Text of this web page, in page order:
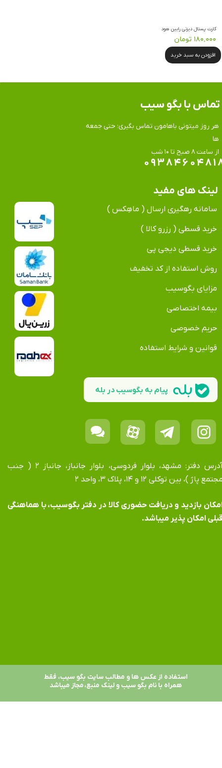
کارت پستال دیزنی رابین هود
۱۸۰,۰۰۰ تومان
افزودن به سبد خرید
هر روز میتونی باهامون تماس بگیری؛ حتی جمعه
ها
​​​​​​​از ساعت ۸ صبح تا ۱۰ شب
تماس​​​​​​​ با بگو سیب
لینک های مفید
سامانه رهگیری ارسال ( ماهِکس )
خرید قسطی ( رزرو کالا )
خرید قسطی دیجی پی
روش استفاده از کد تخفیف
مزایای بگوسیب
بیمه اختصاصی
حریم خصوصی
قوانین و شرایط استفاده
آدرس دفتر: مشهد، بلوار فردوسی، بلوار جانباز، جانباز ۲ ( جنب
پاژ )، بین توکلی ۱۲ و ۱۴، پلاک ۳، واحد ۲
بازدید و دریافت حضوری کالا در دفتر بگوسیب، با هماهنگی
امکان پذیر میباشد.
پیام به بگوسیب در بله
استفاده از عکس ها و مطالب سایت بگو سیب، فقط
همراه با نام بگو سیب و لینک منبع، مجاز میباشد